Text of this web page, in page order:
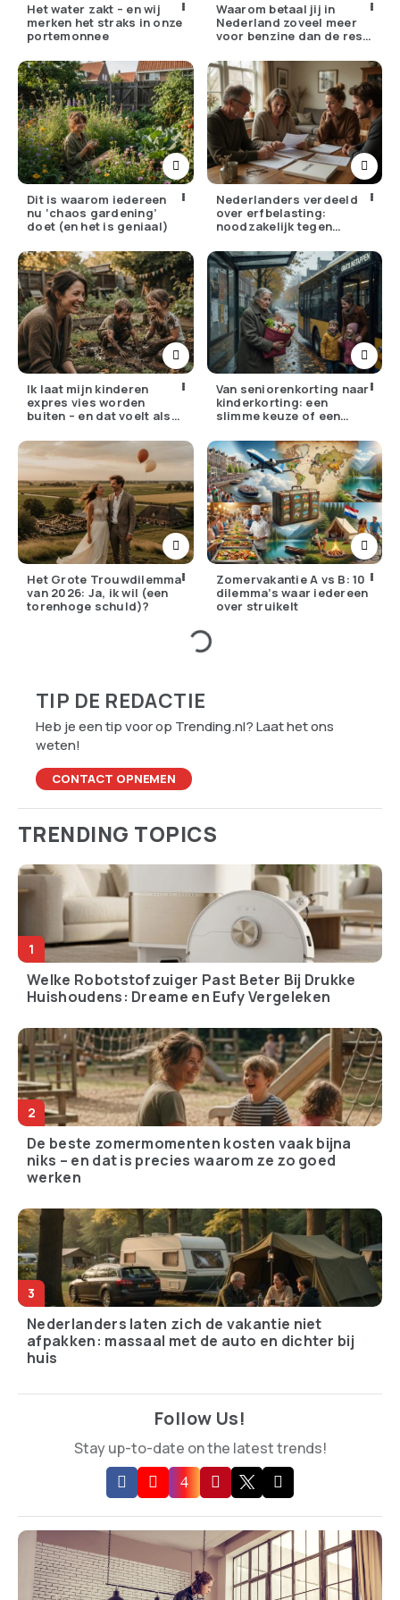
Het water zakt – en wij
merken het straks in onze
portemonnee
Waarom betaal jij in
Nederland zoveel meer
voor benzine dan de rest
Dit is waarom iedereen
nu ‘chaos gardening’
doet (en het is geniaal)
Nederlanders verdeeld
over erfbelasting:
noodzakelijk tegen
Ik laat mijn kinderen
expres vies worden
buiten – en dat voelt als
Van seniorenkorting naar
kinderkorting: een
slimme keuze of een
Het Grote Trouwdilemma
van 2026: Ja, ik wil (een
torenhoge schuld)?
Zomervakantie A vs B: 10
dilemma’s waar iedereen
over struikelt
TIP DE REDACTIE
Heb je een tip voor op Trending.nl? Laat het ons
weten!
CONTACT OPNEMEN
TRENDING TOPICS
Welke Robotstofzuiger Past Beter Bij Drukke
Huishoudens: Dreame en Eufy Vergeleken
De beste zomermomenten kosten vaak bijna
niks – en dat is precies waarom ze zo goed
werken
Nederlanders laten zich de vakantie niet
afpakken: massaal met de auto en dichter bij
huis
Follow Us!
Stay up-to-date on the latest trends!